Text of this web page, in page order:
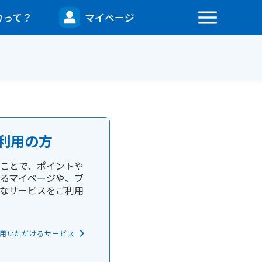
て？ マイページ menu
用の方
とで、ポイントや
マイページや、ブ
サービスをご利用
いただけるサービス keyboard_arrow_right